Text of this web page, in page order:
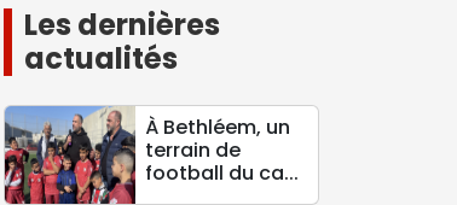
Les dernières
actualités
À Bethléem, un
terrain de
football du ca...